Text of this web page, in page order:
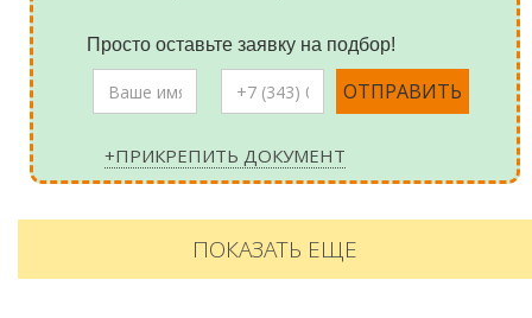
Просто оставьте заявку на подбор!
+ПРИКРЕПИТЬ ДОКУМЕНТ
ПОКАЗАТЬ ЕЩЕ